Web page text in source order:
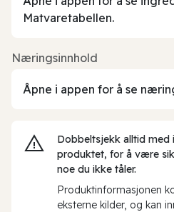
Matvaretabellen.
Næringsinnhold
Åpne i appen for å se
Dobbeltsjekk alltid med
produktet, for å være
noe du ikke tåler.
Produktinformasjonen
eksterne kilder, og kan